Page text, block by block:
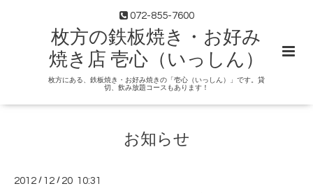
072-855-7600
枚方の鉄板焼き・お好み
焼き店 壱心（いっしん）
枚方にある、鉄板焼き・お好み焼きの「壱心（いっしん）」です。貸
切、飲み放題コースもあります！
お知らせ
2012 / 12 / 20 10:31